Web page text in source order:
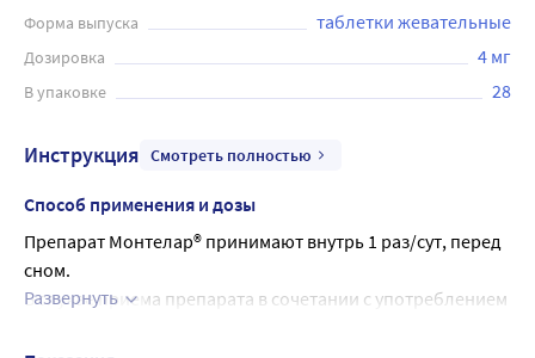
Форма выпуска таблетки жевательные
Дозировка 4 мг
В упаковке 28
Инструкция Смотреть полностью
Способ применения и дозы
Препарат Монтелар® принимают внутрь 1 раз/сут, перед
сном.
В случае приема препарата в сочетании с употреблением
Развернуть